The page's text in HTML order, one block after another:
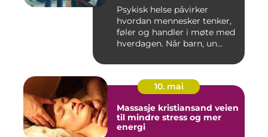
Psykisk helse påvirker
hvordan mennesker tenker,
føler og handler i møte med
hverdagen. Når barn, un...
10. mai
Massasje kristiansand veien
til mindre stress og mer
energi